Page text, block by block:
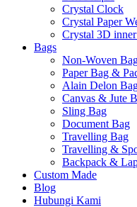
Crystal Clock
Crystal Paper
Crystal 3D
Bags
Non-Woven
Paper Bag &
Alain Delon
Canvas & Jute
Sling Bag
Document Bag
Travelling Bag
Travelling &
Backpack &
Custom Made
Blog
Hubungi Kami